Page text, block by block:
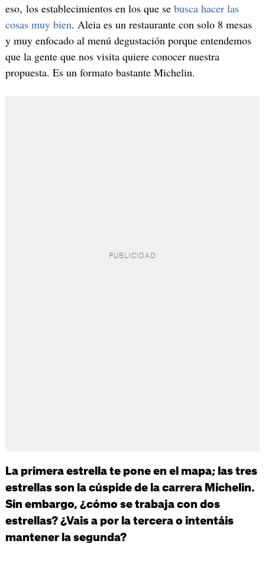
eso, los establecimientos en los que se busca hacer las
cosas muy bien. Aleia es un restaurante con solo 8 mesas
y muy enfocado al menú degustación porque entendemos
que la gente que nos visita quiere conocer nuestra
propuesta. Es un formato bastante Michelin.
La primera estrella te pone en el mapa; las tres
estrellas son la cúspide de la carrera Michelin.
Sin embargo, ¿cómo se trabaja con dos
estrellas? ¿Vais a por la tercera o intentáis
mantener la segunda?